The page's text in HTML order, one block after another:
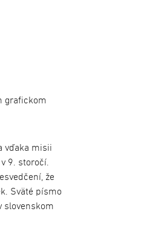
grafickom
vďaka misii
9. storočí.
že
Sväté písmo
slovenskom
Ponúka